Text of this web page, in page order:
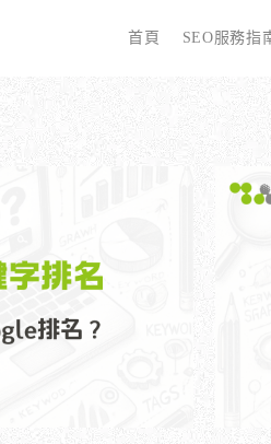
首頁 SEO服務指
更愛
為SEO
SEO
廣告行銷基礎知識
廣告平台與策略選擇
Google Ads 和 Facebook 廣告有什麼不
算與效益管理
告投放後如何追蹤成效？